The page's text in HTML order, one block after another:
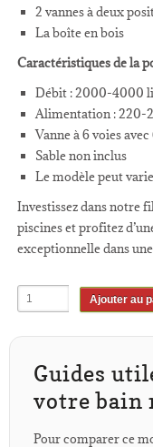
2 vannes à deux
La boîte en bois
Caractéristiques de la
Débit : 2000-4000
Alimentation : 220-
Vanne à 6 voies
Sable non inclus
Le modèle peut
Investissez dans notre
piscines et profitez
exceptionnelle dans
Ajouter au
Guides
votre bain
Pour comparer ce